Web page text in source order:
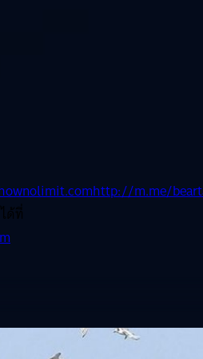
http://m.me/
ด้ที่